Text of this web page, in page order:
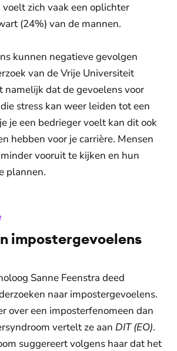
zich vaak een oplichter
(24%) van de mannen.
kunnen negatieve gevolgen
van de Vrije Universiteit
dat de gevoelens voor
stress kan weer leiden tot een
je een bedrieger voelt kan dit ook
hebben voor je carrière. Mensen
vooruit te kijken en hun
plannen.
impostergevoelens
Sanne Feenstra deed
naar impostergevoelens.
over een imposterfenomeen dan
vertelt ze aan DIT (EO).
suggereert volgens haar dat het